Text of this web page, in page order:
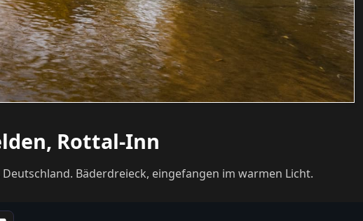
Rottal-Inn
Bäderdreieck, eingefangen im warmen Licht.